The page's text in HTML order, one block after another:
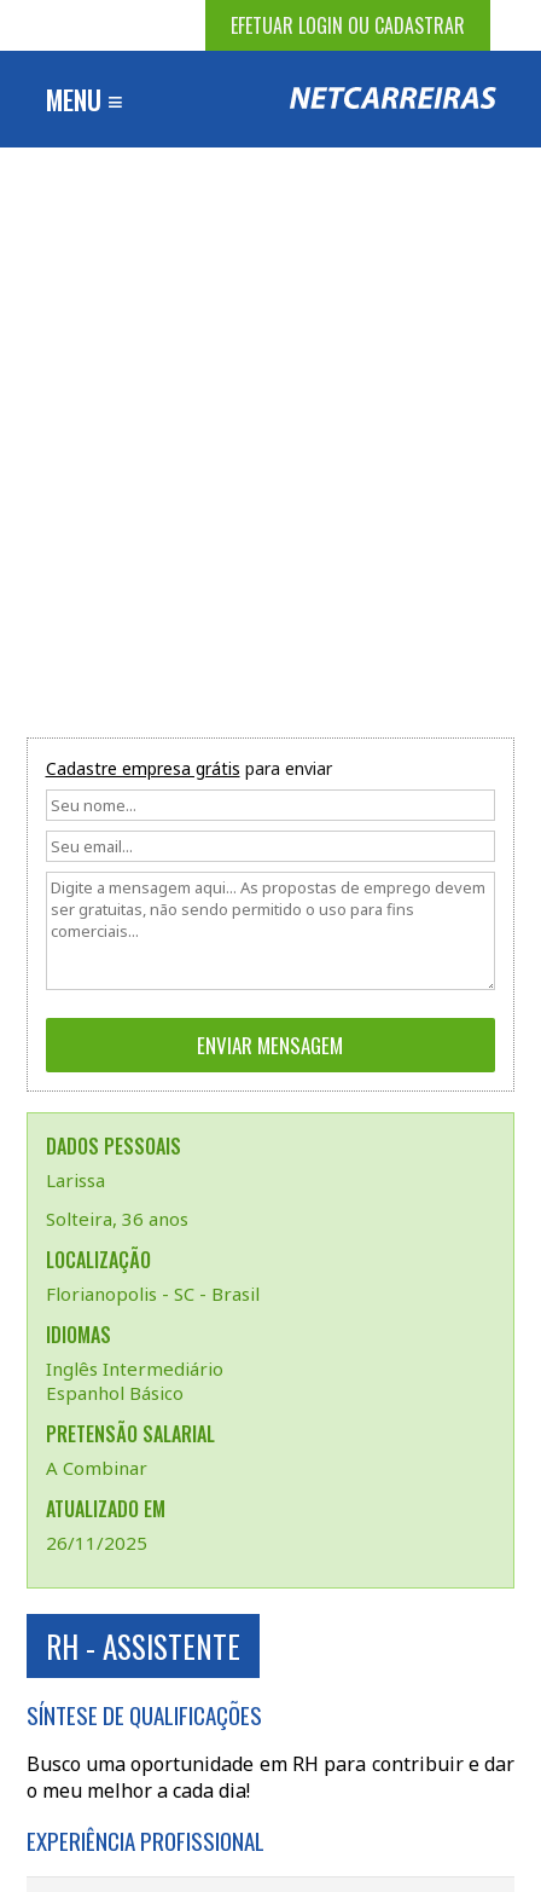
EFETUAR LOGIN OU CADASTRAR
MENU ≡
Cadastre empresa grátis para enviar
DADOS PESSOAIS
Larissa
Solteira, 36 anos
LOCALIZAÇÃO
Florianopolis - SC - Brasil
IDIOMAS
Inglês Intermediário
Espanhol Básico
PRETENSÃO SALARIAL
A Combinar
ATUALIZADO EM
26/11/2025
RH - ASSISTENTE
SÍNTESE DE QUALIFICAÇÕES
Busco uma oportunidade em RH para contribuir e dar
o meu melhor a cada dia!
EXPERIÊNCIA PROFISSIONAL